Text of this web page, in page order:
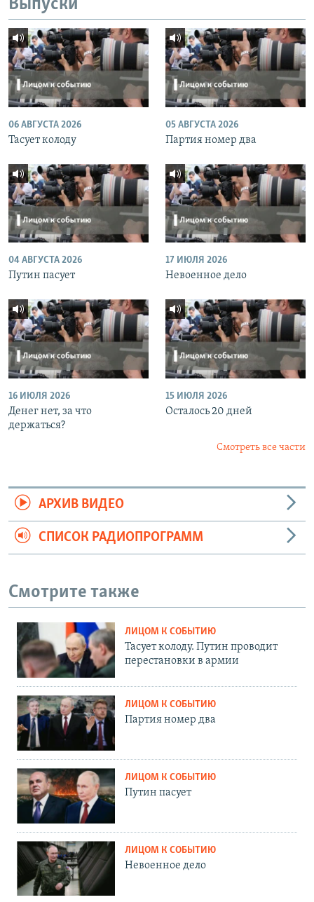
Выпуски
06 АВГУСТА 2026
Тасует колоду
05 АВГУСТА 2026
Партия номер два
04 АВГУСТА 2026
Путин пасует
17 ИЮЛЯ 2026
Невоенное дело
16 ИЮЛЯ 2026
Денег нет, за что
держаться?
15 ИЮЛЯ 2026
Осталось 20 дней
Смотреть все части
АРХИВ ВИДЕО
СПИСОК РАДИОПРОГРАММ
Смотрите также
ЛИЦОМ К СОБЫТИЮ
Тасует колоду. Путин проводит
перестановки в армии
ЛИЦОМ К СОБЫТИЮ
Партия номер два
ЛИЦОМ К СОБЫТИЮ
Путин пасует
ЛИЦОМ К СОБЫТИЮ
Невоенное дело